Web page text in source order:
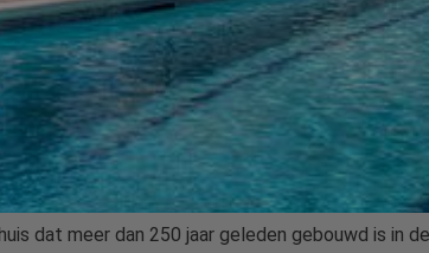
dat meer dan 250 jaar geleden gebouwd is in